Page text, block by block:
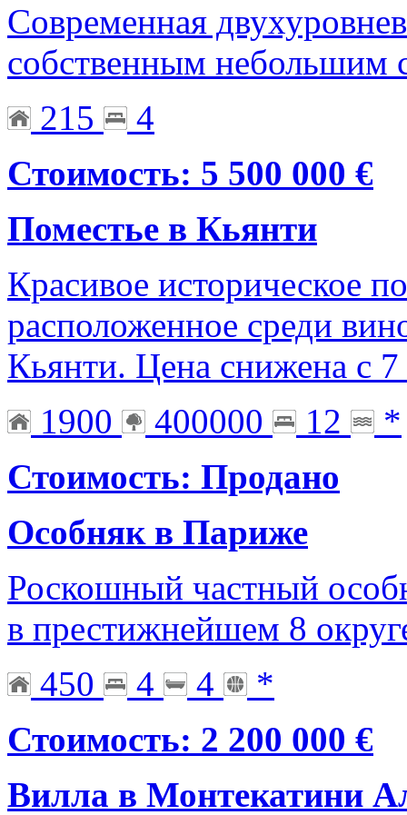
Современная
собственным небольшим
215
4
Стоимость: 5 500 000 €
Поместье в Кьянти
Красивое историческое
расположенное среди
Кьянти. Цена снижена с
1900
400000 12
*
Стоимость: Продано
Особняк в Париже
Роскошный частный
в престижнейшем 8
450
4 4
*
Стоимость: 2 200 000 €
Вилла в Монтекатини